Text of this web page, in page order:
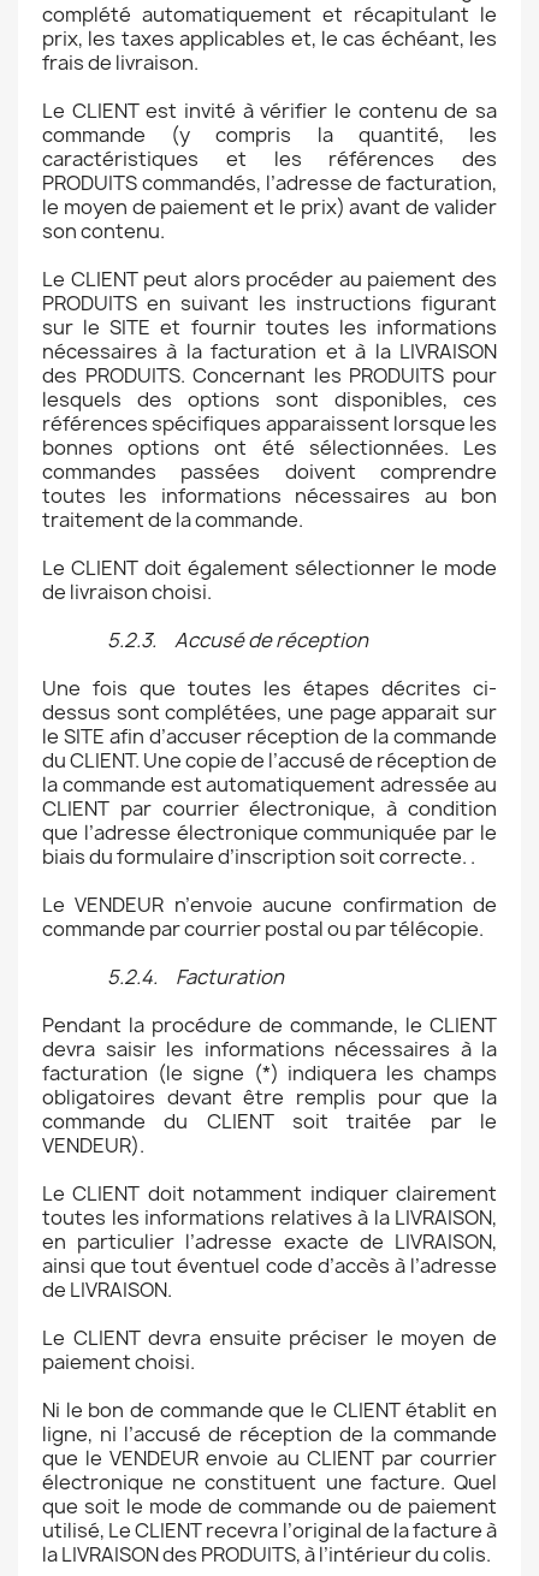
complété automatiquement et récapitulant le
prix, les taxes applicables et, le cas échéant, les
frais de livraison.
Le CLIENT est invité à vérifier le contenu de sa
commande (y compris la quantité, les
caractéristiques et les références des
PRODUITS commandés, l’adresse de facturation,
le moyen de paiement et le prix) avant de valider
son contenu.
Le CLIENT peut alors procéder au paiement des
PRODUITS en suivant les instructions figurant
sur le SITE et fournir toutes les informations
nécessaires à la facturation et à la LIVRAISON
des PRODUITS. Concernant les PRODUITS pour
lesquels des options sont disponibles, ces
références spécifiques apparaissent lorsque les
bonnes options ont été sélectionnées. Les
commandes passées doivent comprendre
toutes les informations nécessaires au bon
traitement de la commande.
Le CLIENT doit également sélectionner le mode
de livraison choisi.
5.2.3. Accusé de réception
Une fois que toutes les étapes décrites ci-
dessus sont complétées, une page apparait sur
le SITE afin d’accuser réception de la commande
du CLIENT. Une copie de l’accusé de réception de
la commande est automatiquement adressée au
CLIENT par courrier électronique, à condition
que l’adresse électronique communiquée par le
biais du formulaire d’inscription soit correcte. .
Le VENDEUR n’envoie aucune confirmation de
commande par courrier postal ou par télécopie.
5.2.4. Facturation
Pendant la procédure de commande, le CLIENT
devra saisir les informations nécessaires à la
facturation (le signe (*) indiquera les champs
obligatoires devant être remplis pour que la
commande du CLIENT soit traitée par le
VENDEUR).
Le CLIENT doit notamment indiquer clairement
toutes les informations relatives à la LIVRAISON,
en particulier l’adresse exacte de LIVRAISON,
ainsi que tout éventuel code d’accès à l’adresse
de LIVRAISON.
Le CLIENT devra ensuite préciser le moyen de
paiement choisi.
Ni le bon de commande que le CLIENT établit en
ligne, ni l’accusé de réception de la commande
que le VENDEUR envoie au CLIENT par courrier
électronique ne constituent une facture. Quel
que soit le mode de commande ou de paiement
utilisé, Le CLIENT recevra l’original de la facture à
la LIVRAISON des PRODUITS, à l’intérieur du colis.